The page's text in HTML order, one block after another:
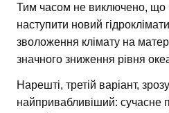
Тим часом не виключено, що
наступити новий
зволоження клімату на
значного зниження рівня
Нарешті, третій варіант,
найпривабливіший: сучасне